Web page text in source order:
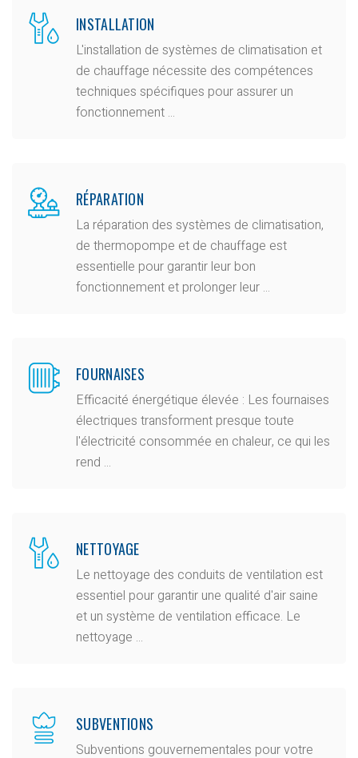
INSTALLATION
L'installation de systèmes de climatisation et
de chauffage nécessite des compétences
techniques spécifiques pour assurer un
fonctionnement ...
RÉPARATION
La réparation des systèmes de climatisation,
de thermopompe et de chauffage est
essentielle pour garantir leur bon
fonctionnement et prolonger leur ...
FOURNAISES
Efficacité énergétique élevée : Les fournaises
électriques transforment presque toute
l'électricité consommée en chaleur, ce qui les
rend ...
NETTOYAGE
Le nettoyage des conduits de ventilation est
essentiel pour garantir une qualité d'air saine
et un système de ventilation efficace. Le
nettoyage ...
SUBVENTIONS
Subventions gouvernementales pour votre